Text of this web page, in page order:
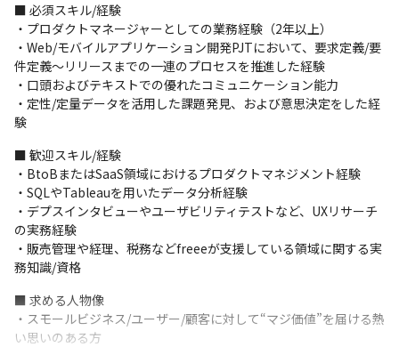
※なお、以下のような業務はプロダクトマネージャーの基本的な
役割には含まれません。
（ただし希望や必要に応じて、関係各所への実務留学は積極的に
支援します。）
・エンジニア/デザイナー/データアナリストのピープルマネジメン
ト
・LP（ランディングページ）やヘルプページのWebディレクショ
ン業務
・電話やチャットなどでのカスタマーサポート実務
・広告プロモーションやCRMなどのマーケティング実務
＜freee販売について＞
・freeeはミッション/ビジョンの実現に向け、会計/人事労務など
の領域においてイノベーティブなプロダクトを産み出してきまし
た。
・このプロダクト群の中で、今最速の成長を遂げており、今後
freeeの第3の柱として中核事業となっていくのがfreee販売です
■ 必須スキル/経験
・プロダクトマネージャーとしての業務経験（2年以上）
・Web/モバイルアプリケーション開発PJTにおいて、要求定義/要
件定義〜リリースまでの一連のプロセスを推進した経験
・口頭およびテキストでの優れたコミュニケーション能力
・定性/定量データを活用した課題発見、および意思決定をした経
験
■ 歓迎スキル/経験
・BtoBまたはSaaS領域におけるプロダクトマネジメント経験
・SQLやTableauを用いたデータ分析経験
・デプスインタビューやユーザビリティテストなど、UXリサーチ
の実務経験
・販売管理や経理、税務などfreeeが支援している領域に関する実
務知識/資格
■ 求める人物像
・スモールビジネス/ユーザー/顧客に対して“マジ価値”を届ける熱
い思いのある方